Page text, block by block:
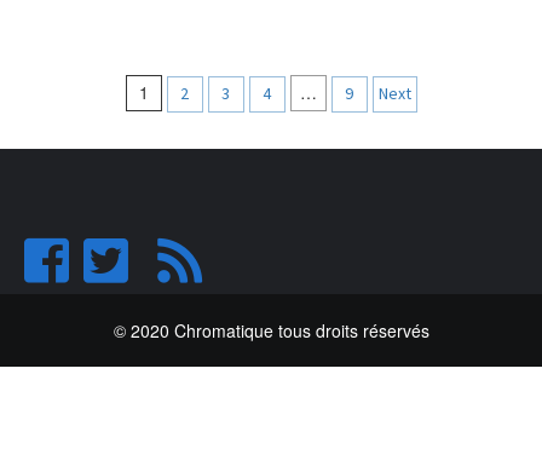
Navigation
des
articles
1 2 3 4 … 9 Next
© 2020 Chromatique tous droits réservés